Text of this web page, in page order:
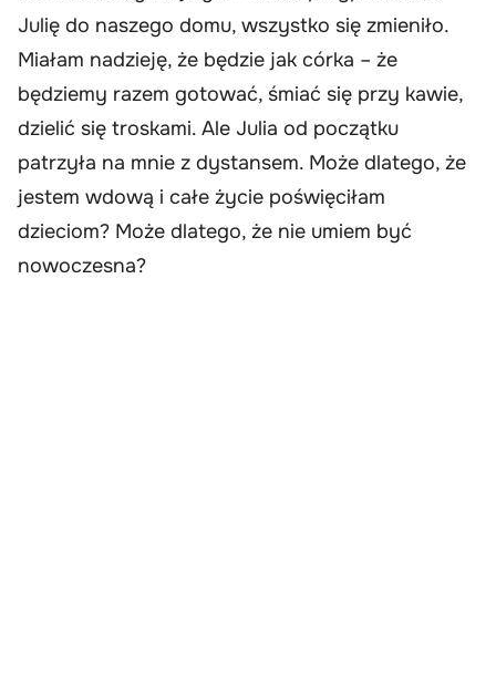
Julię do naszego domu, wszystko się zmieniło.
Miałam nadzieję, że będzie jak córka – że
będziemy razem gotować, śmiać się przy kawie,
dzielić się troskami. Ale Julia od początku
patrzyła na mnie z dystansem. Może dlatego, że
jestem wdową i całe życie poświęciłam
dzieciom? Może dlatego, że nie umiem być
nowoczesna?